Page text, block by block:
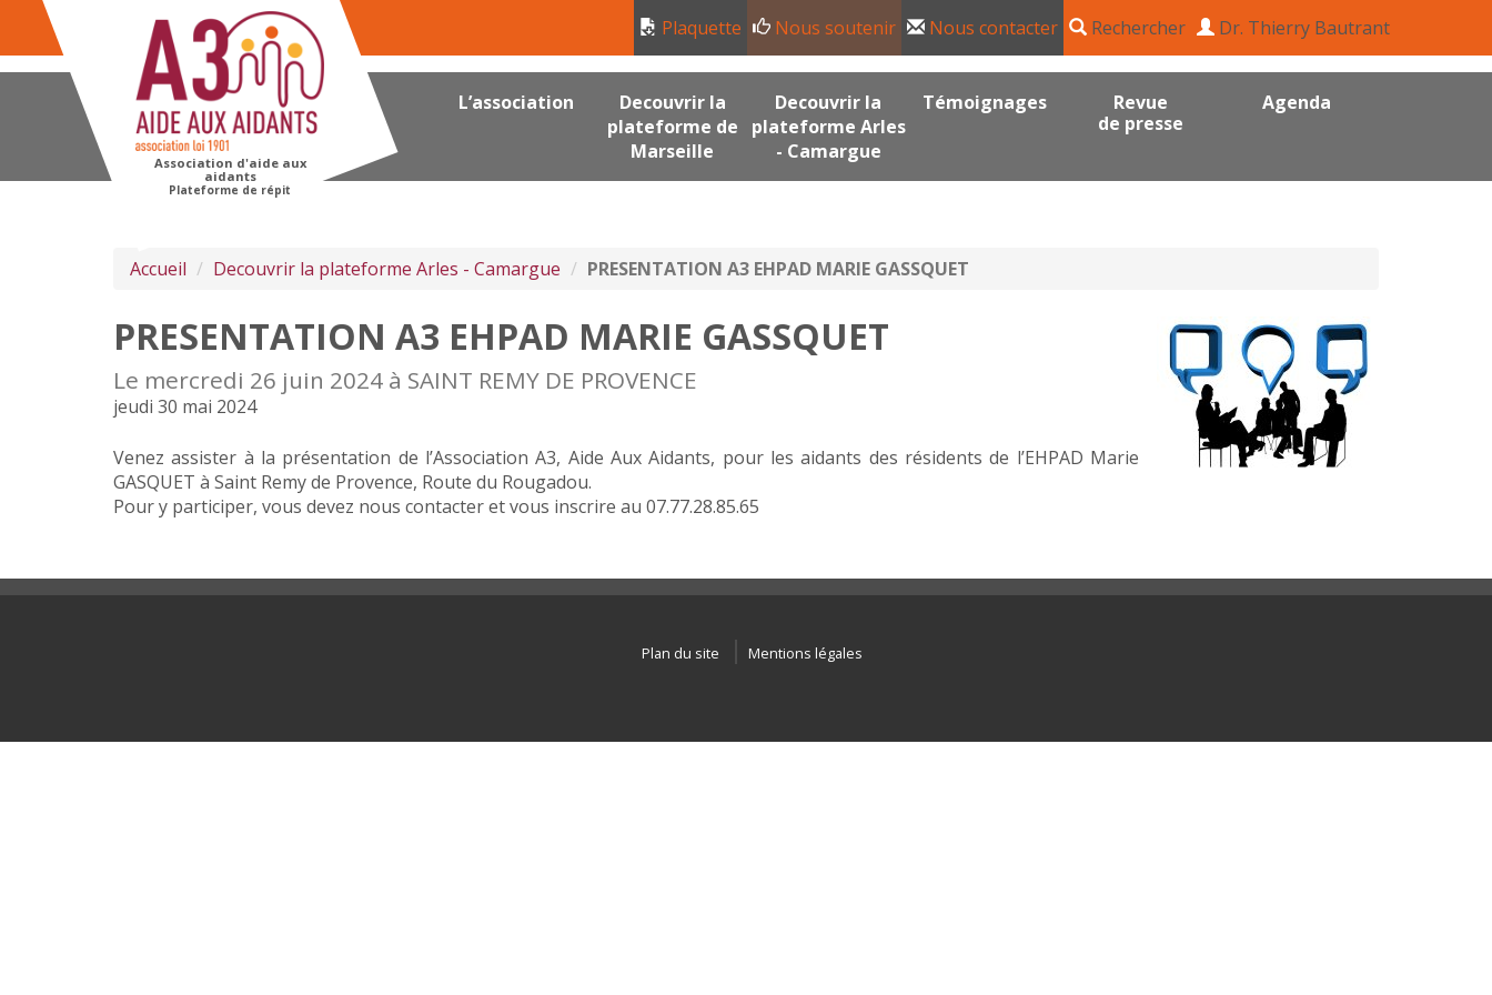
Association d'aide aux
aidants
Plateforme de répit
Plaquette Nous soutenir Nous contacter Rechercher Dr. Thierry Bautrant
L’association
Decouvrir la
plateforme de
Marseille
Decouvrir la
plateforme Arles
- Camargue
Témoignages
Revue
de presse
Agenda
Accueil Decouvrir la plateforme Arles - Camargue PRESENTATION A3 EHPAD MARIE GASSQUET
PRESENTATION A3 EHPAD MARIE GASSQUET
Le mercredi 26 juin 2024 à SAINT REMY DE PROVENCE
jeudi 30 mai 2024
Venez assister à la présentation de l’Association A3, Aide Aux Aidants, pour les aidants des résidents de l’EHPAD Marie
GASQUET à Saint Remy de Provence, Route du Rougadou.
Pour y participer, vous devez nous contacter et vous inscrire au 07.77.28.85.65
Plan du site Mentions légales
Panneau de gestion des cookies